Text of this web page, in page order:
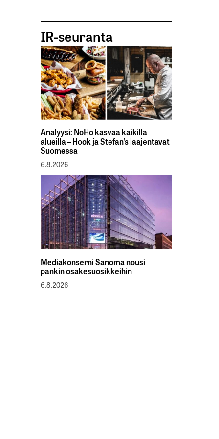
IR-seuranta
Analyysi: NoHo kasvaa kaikilla
alueilla – Hook ja Stefan’s laajentavat
Suomessa
6.8.2026
Mediakonserni Sanoma nousi
pankin osakesuosikkeihin
6.8.2026